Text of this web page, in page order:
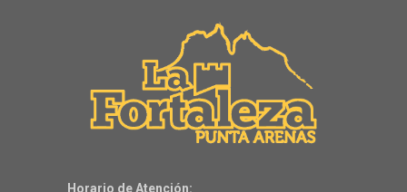
Horario de Atención: